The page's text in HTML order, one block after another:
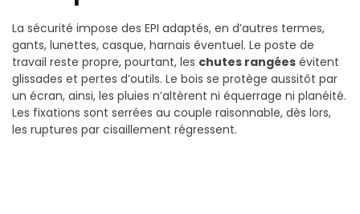
La sécurité impose des EPI adaptés, en d’autres termes,
gants, lunettes, casque, harnais éventuel. Le poste de
travail reste propre, pourtant, les chutes rangées évitent
glissades et pertes d’outils. Le bois se protège aussitôt par
un écran, ainsi, les pluies n’altèrent ni équerrage ni planéité.
Les fixations sont serrées au couple raisonnable, dès lors,
les ruptures par cisaillement régressent.